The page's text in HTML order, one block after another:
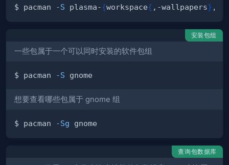
$ pacman -S plasma-{workspace{ ,-wallpapers} ,pa
安装包组
一些包属于一个可以同时安装的软件包组
$ pacman -S
想要查看哪些包属于 gnome 组
$ pacman -Sg
查询包数据库